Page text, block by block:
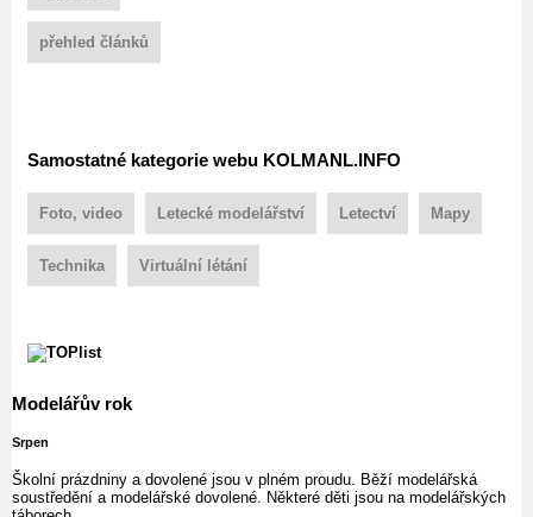
přehled článků
Samostatné kategorie webu KOLMANL.INFO
Foto, video Letecké modelářství Letectví Mapy
Technika Virtuální létání
Modelářův rok
Srpen
Školní prázdniny a dovolené jsou v plném proudu. Běží modelářská
soustředění a modelářské dovolené. Některé děti jsou na modelářských